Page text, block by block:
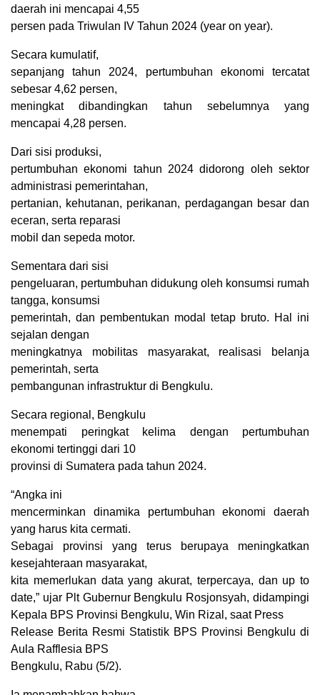
daerah ini mencapai 4,55
persen pada Triwulan IV Tahun 2024 (year on year).
Secara kumulatif,
sepanjang tahun 2024, pertumbuhan ekonomi tercatat
sebesar 4,62 persen,
meningkat dibandingkan tahun sebelumnya yang
mencapai 4,28 persen.
Dari sisi produksi,
pertumbuhan ekonomi tahun 2024 didorong oleh sektor
administrasi pemerintahan,
pertanian, kehutanan, perikanan, perdagangan besar dan
eceran, serta reparasi
mobil dan sepeda motor.
Sementara dari sisi
pengeluaran, pertumbuhan didukung oleh konsumsi rumah
tangga, konsumsi
pemerintah, dan pembentukan modal tetap bruto. Hal ini
sejalan dengan
meningkatnya mobilitas masyarakat, realisasi belanja
pemerintah, serta
pembangunan infrastruktur di Bengkulu.
Secara regional, Bengkulu
menempati peringkat kelima dengan pertumbuhan
ekonomi tertinggi dari 10
provinsi di Sumatera pada tahun 2024.
“Angka ini
mencerminkan dinamika pertumbuhan ekonomi daerah
yang harus kita cermati.
Sebagai provinsi yang terus berupaya meningkatkan
kesejahteraan masyarakat,
kita memerlukan data yang akurat, terpercaya, dan up to
date,” ujar Plt Gubernur Bengkulu Rosjonsyah, didampingi
Kepala BPS Provinsi Bengkulu, Win Rizal, saat Press
Release Berita Resmi Statistik BPS Provinsi Bengkulu di
Aula Rafflesia BPS
Bengkulu, Rabu (5/2).